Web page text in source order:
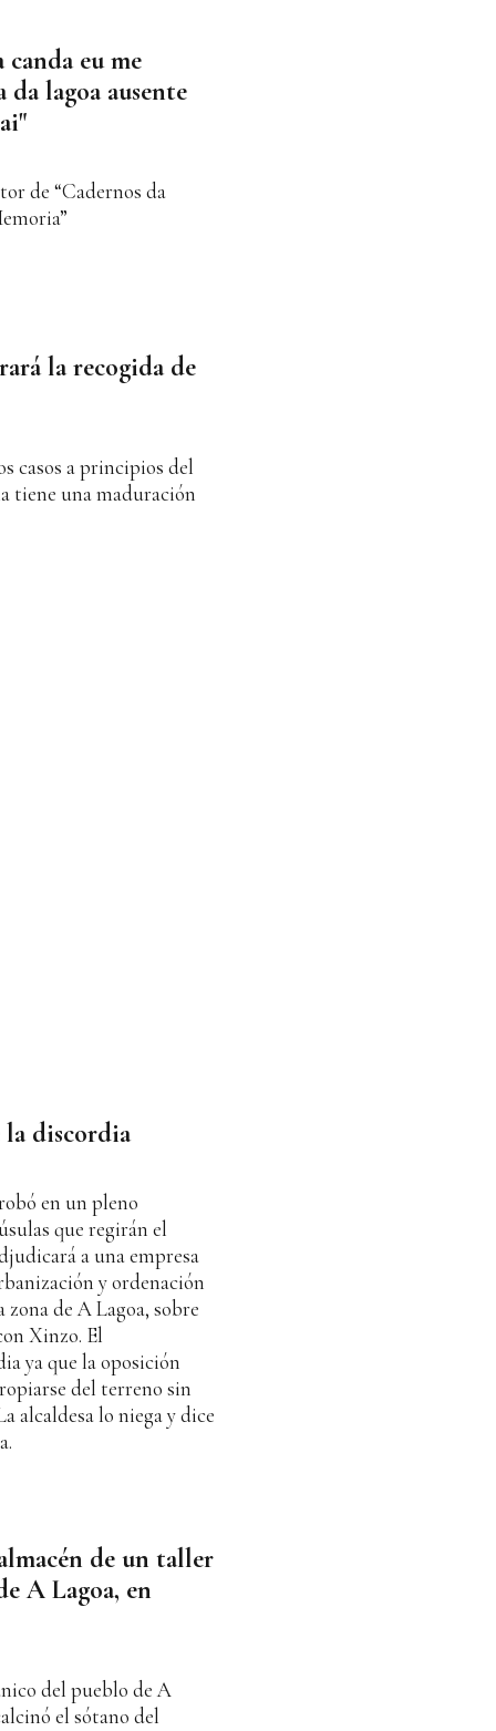
canda eu me
da lagoa ausente
de “Cadernos da
la recogida de
casos a principios del
tiene una maduración
la discordia
en un pleno
que regirán el
a una empresa
y ordenación
de A Lagoa, sobre
Xinzo. El
ya que la oposición
del terreno sin
alcaldesa lo niega y dice
de un taller
A Lagoa, en
del pueblo de A
el sótano del